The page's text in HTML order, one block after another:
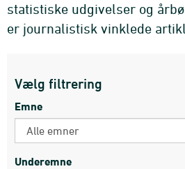
statistiske udgivelser og
er journalistisk vinklede
Vælg filtrering
Emne
Underemne